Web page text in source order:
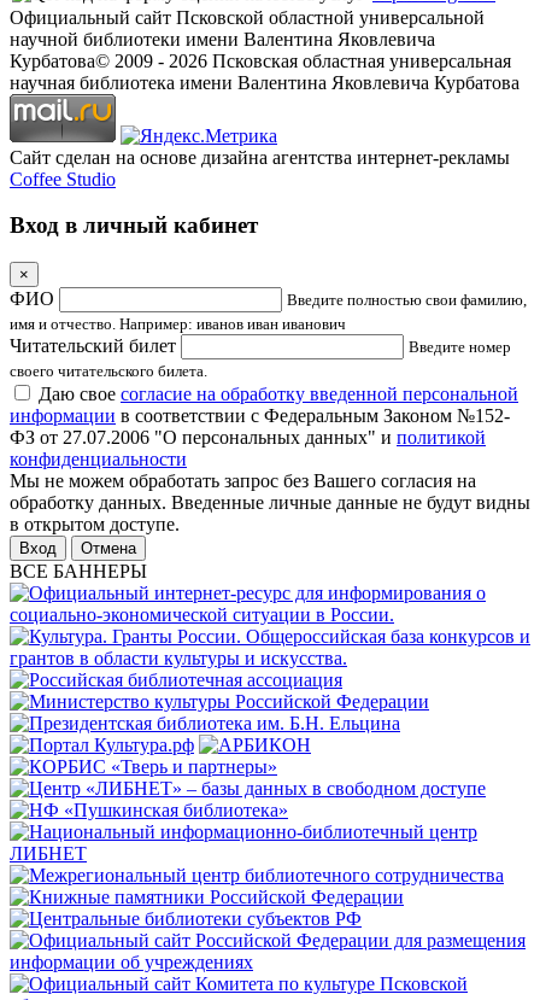
Официальный сайт Псковской областной универсальной
научной библиотеки имени Валентина Яковлевича
Курбатова© 2009 - 2026 Псковская областная универсальная
научная библиотека имени Валентина Яковлевича Курбатова
Сайт сделан на основе дизайна агентства интернет-рекламы
Coffee Studio
Вход в личный кабинет
×
ФИО
Введите полностью свои фамилию,
имя и отчество. Например: иванов иван иванович
Читательский билет
Введите номер
своего читательского билета.
Даю свое согласие на обработку введенной персональной
информации в соответствии с Федеральным Законом №152-
ФЗ от 27.07.2006 "О персональных данных" и политикой
конфиденциальности
Мы не можем обработать запрос без Вашего согласия на
обработку данных. Введенные личные данные не будут видны
в открытом доступе.
Отмена
ВСЕ БАННЕРЫ